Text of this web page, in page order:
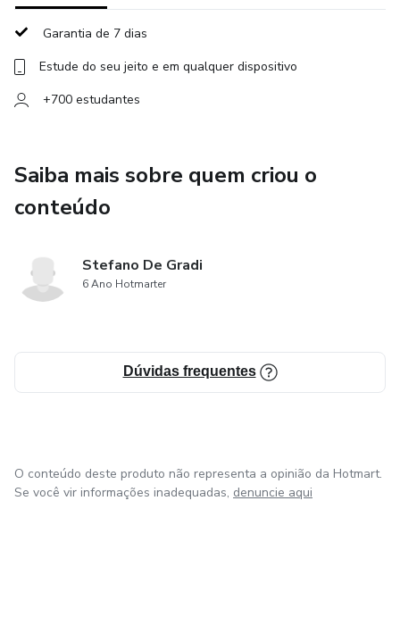
Garantia de 7 dias
Estude do seu jeito e em qualquer dispositivo
+700 estudantes
Saiba mais sobre quem criou o
conteúdo
Stefano De Gradi
6 Ano Hotmarter
Dúvidas frequentes
O conteúdo deste produto não representa a opinião da Hotmart.
Se você vir informações inadequadas, denuncie aqui